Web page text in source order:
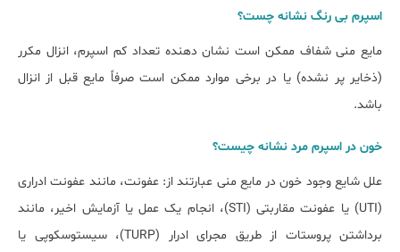
اسپرم بی رنگ نشانه چست؟
مایع منی شفاف ممکن است نشان دهنده تعداد کم اسپرم، انزال مکرر
(ذخایر پر نشده) یا در برخی موارد ممکن است صرفاً مایع قبل از انزال
باشد.
خون در اسپرم مرد نشانه چیست؟
علل شایع وجود خون در مایع منی عبارتند از: عفونت، مانند عفونت ادراری
(UTI) یا عفونت مقاربتی (STI)، انجام یک عمل یا آزمایش اخیر، مانند
برداشتن پروستات از طریق مجرای ادرار (TURP)، سیستوسکوپی یا